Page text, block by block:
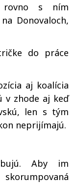
rovno s ním
Donovaloch,
do práce
aj koalícia
v zhode aj keď
len s tým
neprijímajú.
Aby im